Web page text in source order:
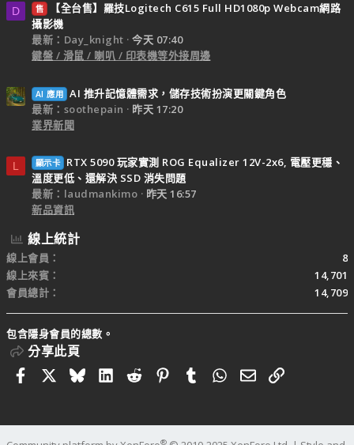
D 售
【全台售】羅技Logitech C615 Full HD1080p Webcam網路
攝影機
最新：Day_knight
今天 07:40
鍵盤 / 滑鼠 / 喇叭 / 印表機等外接周邊
AI 應用 AI 推升記憶體需求，儲存技術扮演更關鍵角色
最新：soothepain
昨天 17:20
業界新聞
L 顯示卡
RTX 5090 玩家實測 ROG Equalizer 12V-2x6, 電壓更穩、
溫度更低、還解決 SSD 消失問題
最新：laudmankimo
昨天 16:57
新品資訊
線上統計
線上會員
8
線上來賓
14,701
會員總計
14,709
包含隱身會員的總數。
分享此頁
FacebookBlueskyLinkedIn
RedditPinterestTumblrWhatsApp
電子郵件
連結
®